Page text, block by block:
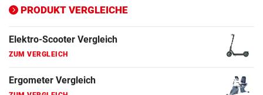
PRODUKT VERGLEICHE
ZUM VERGLEICH
ZUM VERGLEICH
ZUM VERGLEICH